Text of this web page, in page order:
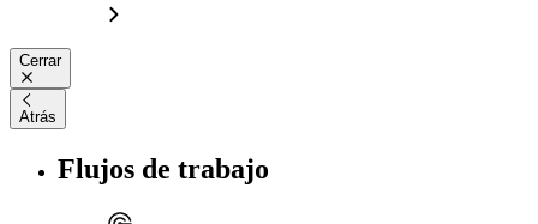
Cerrar
Atrás
Flujos de trabajo